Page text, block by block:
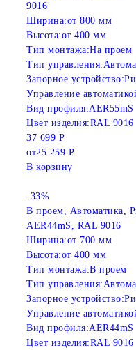
9016
Ширина:от 800 мм
Высота:от 400 мм
Тип монтажа:На проем
Тип управления:
Запорное устройство:
Управление
Вид профиля:AER55mS
Цвет изделия:RAL 9016
37 699 Р
от25 259 Р
В корзину
-33%
В проем, Автоматика,
AER44mS, RAL 9016
Ширина:от 700 мм
Высота:от 400 мм
Тип монтажа:В проем
Тип управления:
Запорное устройство:
Управление
Вид профиля:AER44mS
Цвет изделия:RAL 9016